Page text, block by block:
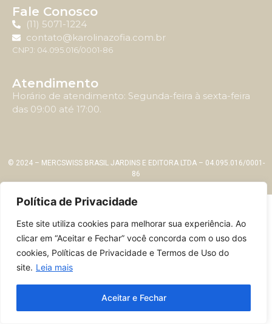
Política de Privacidade
Este site utiliza cookies para melhorar sua experiência. Ao
clicar em “Aceitar e Fechar” você concorda com o uso dos
cookies, Políticas de Privacidade e Termos de Uso do
site. Leia mais
Aceitar e Fechar
Fale Conosco
(11) 5071-1224
contato@karolinazofia.com.br
CNPJ: 04.095.016/0001-86
Atendimento
Horário de atendimento: Segunda-feira à sexta-feira
das 09:00 até 17:00.
© 2024 – MERCSWISS BRASIL JARDINS E EDITORA LTDA – 04.095.016/0001-
86